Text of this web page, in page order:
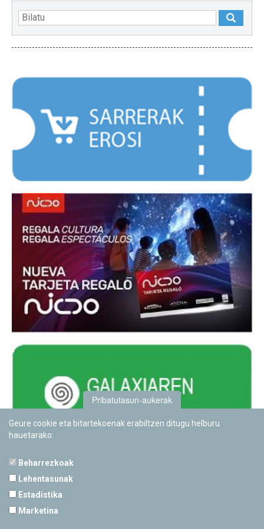
Pribatutasun-aukerak
Geure cookie eta bitartekoenak erabiltzen ditugu helburu
hauetarako:
Beharrezkoak
Lehentasunak
Estadistika
Marketina